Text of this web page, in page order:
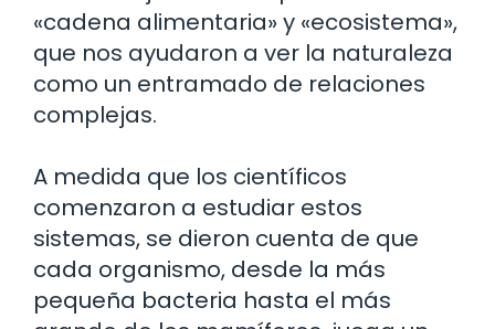
«cadena alimentaria» y «ecosistema»,
que nos ayudaron a ver la naturaleza
como un entramado de relaciones
complejas.
A medida que los científicos
comenzaron a estudiar estos
sistemas, se dieron cuenta de que
cada organismo, desde la más
pequeña bacteria hasta el más